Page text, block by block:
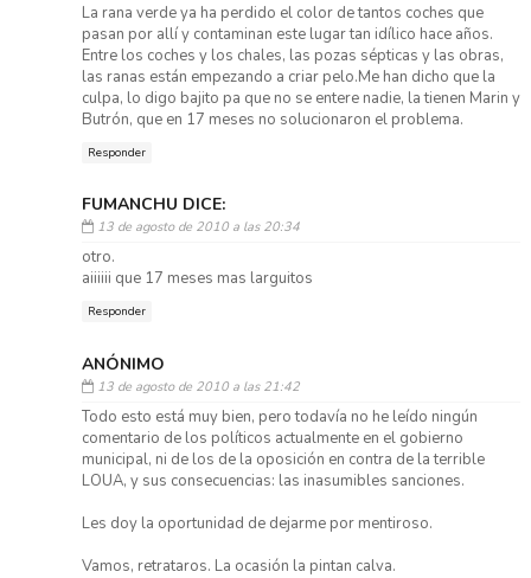
La rana verde ya ha perdido el color de tantos coches que
pasan por allí y contaminan este lugar tan idílico hace años.
Entre los coches y los chales, las pozas sépticas y las obras,
las ranas están empezando a criar pelo.Me han dicho que la
culpa, lo digo bajito pa que no se entere nadie, la tienen Marin y
Butrón, que en 17 meses no solucionaron el problema.
Responder
FUMANCHU DICE:
13 de agosto de 2010 a las 20:34
otro.
aiiiiii que 17 meses mas larguitos
Responder
ANÓNIMO
13 de agosto de 2010 a las 21:42
Todo esto está muy bien, pero todavía no he leído ningún
comentario de los políticos actualmente en el gobierno
municipal, ni de los de la oposición en contra de la terrible
LOUA, y sus consecuencias: las inasumibles sanciones.
Les doy la oportunidad de dejarme por mentiroso.
Vamos, retrataros. La ocasión la pintan calva.